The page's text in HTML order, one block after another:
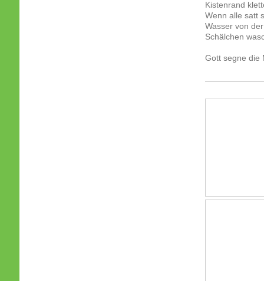
Kistenrand
Wenn alle satt
Wasser von
Schälchen
Gott segne die